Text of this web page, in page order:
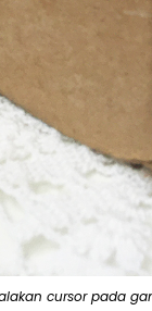
cursor pada